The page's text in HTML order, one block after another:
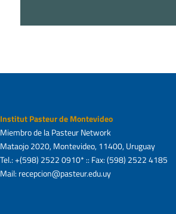
Institut Pasteur de Montevideo
Miembro de la Pasteur Network
Mataojo 2020, Montevideo, 11400, Uruguay
Tel.: +(598) 2522 0910* :: Fax: (598) 2522 4185
Mail: recepcion@pasteur.edu.uy